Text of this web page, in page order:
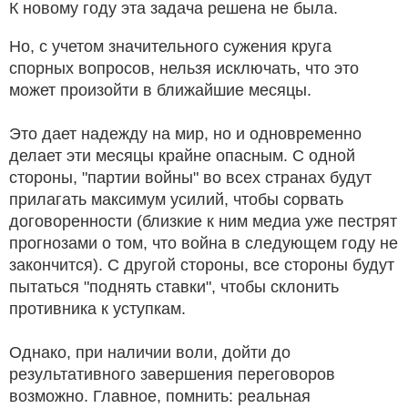
К новому году эта задача решена не была.
Но, с учетом значительного сужения круга
спорных вопросов, нельзя исключать, что это
может произойти в ближайшие месяцы.
Это дает надежду на мир, но и одновременно
делает эти месяцы крайне опасным. С одной
стороны, "партии войны" во всех странах будут
прилагать максимум усилий, чтобы сорвать
договоренности (близкие к ним медиа уже пестрят
прогнозами о том, что война в следующем году не
закончится). С другой стороны, все стороны будут
пытаться "поднять ставки", чтобы склонить
противника к уступкам.
Однако, при наличии воли, дойти до
результативного завершения переговоров
возможно. Главное, помнить: реальная